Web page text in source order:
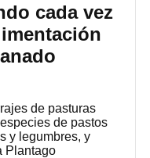
cada vez
de pasturas
de pastos
y legumbres, y
Plantago